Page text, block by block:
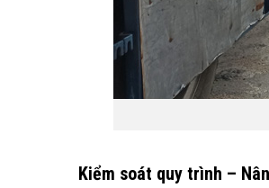
Kiểm soát quy trình –